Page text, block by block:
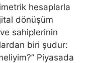
hesaplarla
dönüşüm
sahiplerinin
biri şudur:
Piyasada